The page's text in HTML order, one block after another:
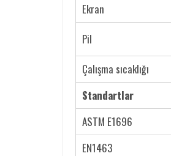
Ekran
Pil
Çalışma sıcaklığı
Standartlar
ASTM E1696
EN1463